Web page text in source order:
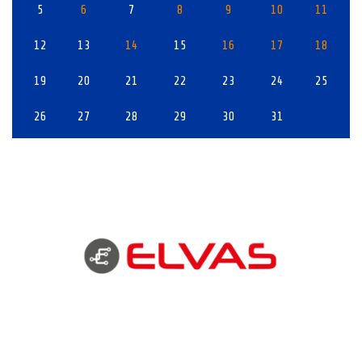
5 6 7 8 9 10 11
12 13 14 15 16 17 18
19 20 21 22 23 24 25
26 27 28 29 30 31